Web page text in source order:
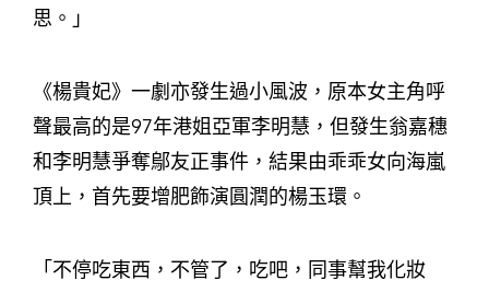
思。」
《楊貴妃》一劇亦發生過小風波，原本女主角呼
聲最高的是97年港姐亞軍李明慧，但發生翁嘉穗
和李明慧爭奪鄔友正事件，結果由乖乖女向海嵐
頂上，首先要增肥飾演圓潤的楊玉環。
「不停吃東西，不管了，吃吧，同事幫我化妝